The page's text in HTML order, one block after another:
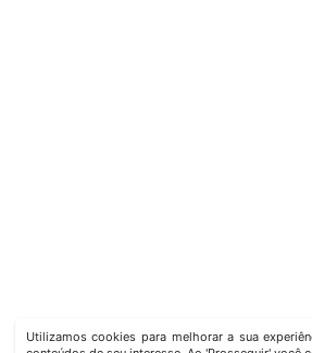
Utilizamos cookies para melhorar a sua